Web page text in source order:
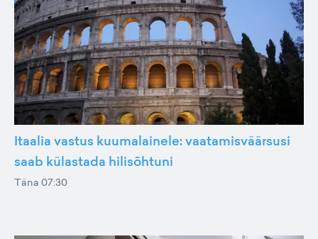
Itaalia vastus kuumalainele: vaatamisväärsusi
saab külastada hilisõhtuni
Täna 07:30